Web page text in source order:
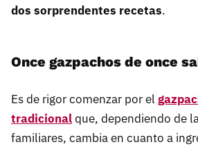
dos sorprendentes recetas.
Once gazpachos de once
Es de rigor comenzar por el
tradicionalque, dependiendo de
familiares, cambia en cuanto a